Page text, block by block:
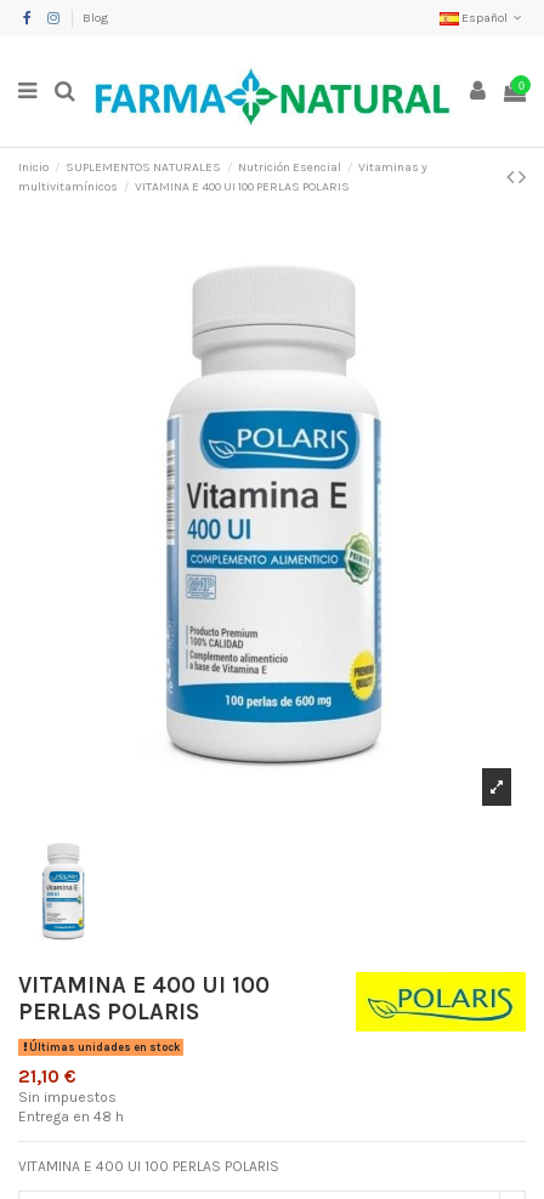
Blog Español
0
Inicio SUPLEMENTOS NATURALES Nutrición Esencial
Vitaminas y
multivitamínicos
VITAMINA E 400 UI 100 PERLAS POLARIS
VITAMINA E 400 UI 100
PERLAS POLARIS
Últimas unidades en stock
21,10 €
Sin impuestos
Entrega en 48 h
VITAMINA E 400 UI 100 PERLAS POLARIS